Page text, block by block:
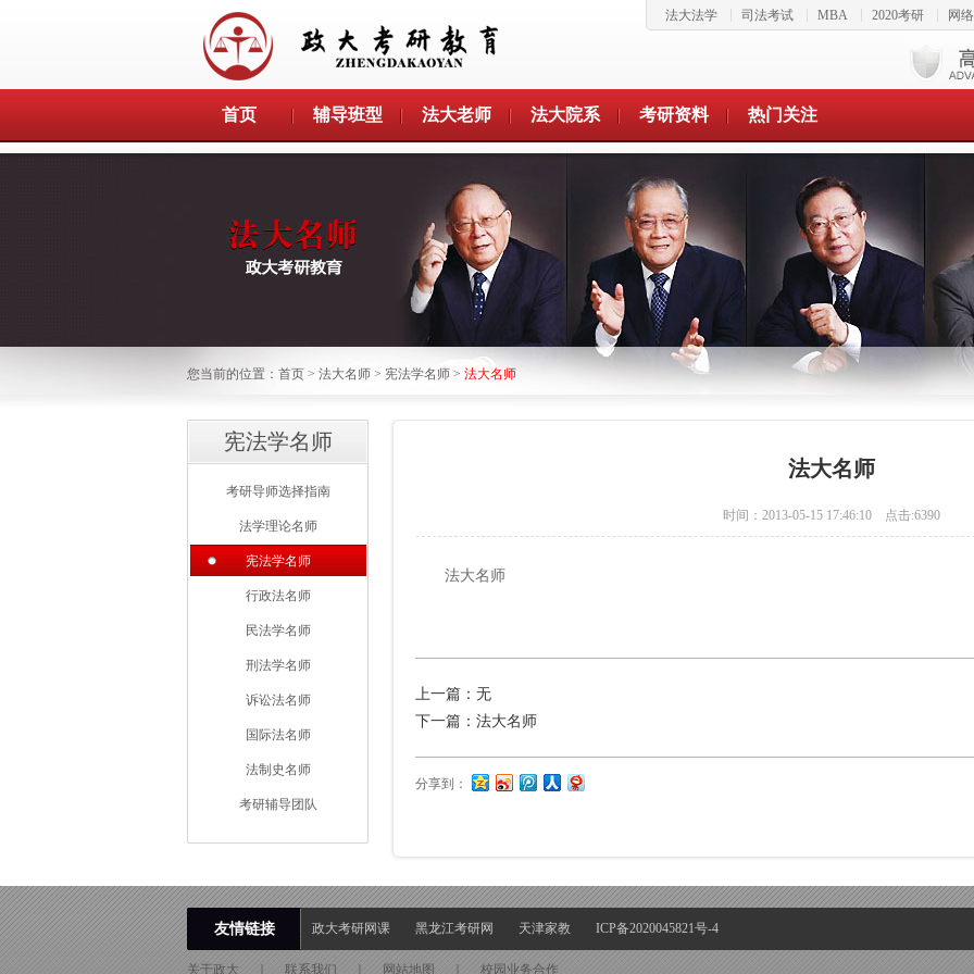
法大法学 司法考试 MBA 2020考研 网
首页 辅导班型 法大老师 法大院系 考研资料 热门关注
您当前的位置： 首页 > 法大名师 > 宪法学名师 > 法大名师
宪法学名师
考研导师选择指南
法学理论名师
宪法学名师
行政法名师
民法学名师
刑法学名师
诉讼法名师
国际法名师
法制史名师
考研辅导团队
法大名师
时间：2013-05-15 17:46:10 点击:6390
法大名师
上一篇：无
下一篇： 法大名师
分享到：
友情链接 政大考研网课 黑龙江考研网 天津家教 ICP备2020045821号-4
关于政大 联系我们 网站地图 校园业务合作